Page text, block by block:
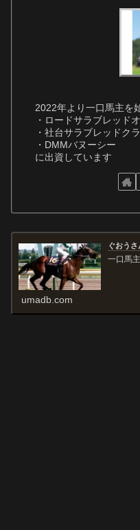
2022年より一口馬主を
・ロードサラブレッド
・社台サラブレッドク
・DMMバヌーシー
に出資しています
ぐおう
一口馬
umadb.com